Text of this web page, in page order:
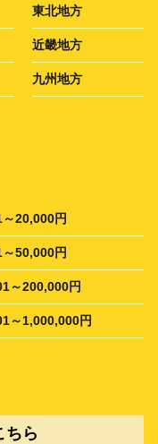
東北地方
近畿地方
九州地方
20,000円
50,000円
～200,000円
～1,000,000円
ちら